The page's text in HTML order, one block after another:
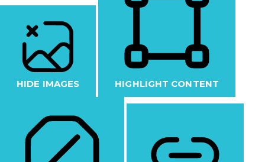
HIDE IMAGES HIGHLIGHT CONTENT